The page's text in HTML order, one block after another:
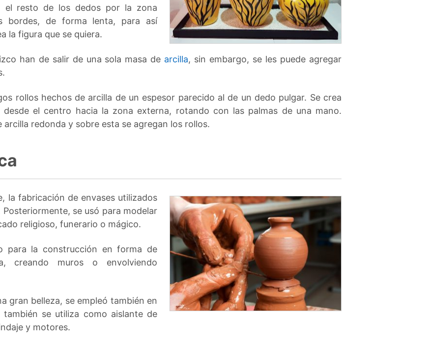
el resto de los dedos por la zona
bordes, de forma lenta, para así
la figura que se quiera.
han de salir de una sola masa de arcilla, sin embargo, se les puede agregar
rollos hechos de arcilla de un espesor parecido al de un dedo pulgar. Se crea
el centro hacia la zona externa, rotando con las palmas de una mano.
arcilla redonda y sobre esta se agregan los rollos.
la fabricación de envases utilizados
se usó para modelar
religioso, funerario o mágico.
para la construcción en forma de
creando muros o envolviendo
gran belleza, se empleó también en
se utiliza como aislante de
y motores.